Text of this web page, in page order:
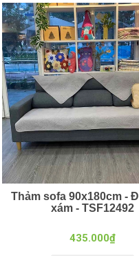
Thảm sofa 90x180cm -
xám - TSF12492
435.000₫